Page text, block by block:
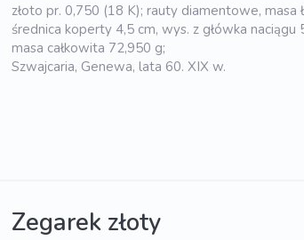
złoto pr. 0,750 (18 K); rauty diamentowe, masa
średnica koperty 4,5 cm, wys. z główka naciągu
masa całkowita 72,950 g;
Szwajcaria, Genewa, lata 60. XIX w.
Zegarek złoty